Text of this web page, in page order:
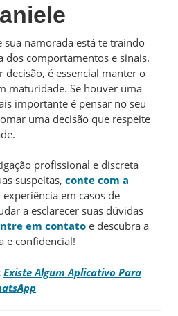
sua namorada está te traindo
dos comportamentos e sinais.
é essencial manter o
maturidade. Se houver uma
importante é pensar no seu
uma decisão que respeite
profissional e discreta
suspeitas, conte com a
experiência em casos de
a esclarecer suas dúvidas
em contato e descubra a
e confidencial!
Existe Algum Aplicativo Para